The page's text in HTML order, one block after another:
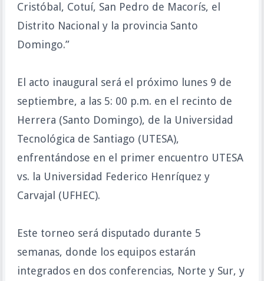
Cristóbal, Cotuí, San Pedro de Macorís, el
Distrito Nacional y la provincia Santo
Domingo.”
El acto inaugural será el próximo lunes 9 de
septiembre, a las 5: 00 p.m. en el recinto de
Herrera (Santo Domingo), de la Universidad
Tecnológica de Santiago (UTESA),
enfrentándose en el primer encuentro UTESA
vs. la Universidad Federico Henríquez y
Carvajal (UFHEC).
Este torneo será disputado durante 5
semanas, donde los equipos estarán
integrados en dos conferencias, Norte y Sur, y